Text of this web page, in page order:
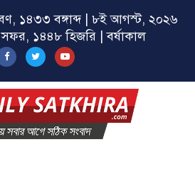
১৪৩৩ বঙ্গাব্দ | ৮ই আগস্ট, ২০২৬
সফর, ১৪৪৮ হিজরি | বর্ষাকাল